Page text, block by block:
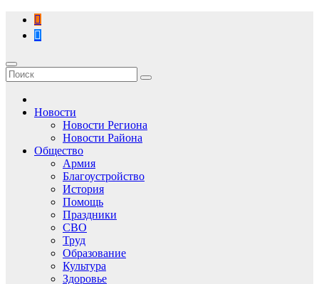
Перейти
содержимому
Новости
Новости Региона
Новости Района
Общество
Армия
Благоустройство
История
Помощь
Праздники
СВО
Труд
Образование
Культура
Здоровье